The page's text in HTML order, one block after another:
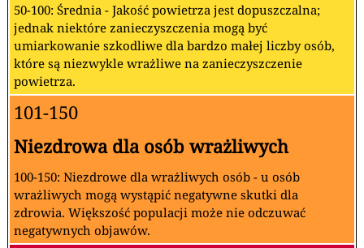
50-100: Średnia - Jakość powietrza jest dopuszczalna;
jednak niektóre zanieczyszczenia mogą być
umiarkowanie szkodliwe dla bardzo małej liczby osób,
które są niezwykle wrażliwe na zanieczyszczenie
powietrza.
101-150
Niezdrowa dla osób wrażliwych
100-150: Niezdrowe dla wrażliwych osób - u osób
wrażliwych mogą wystąpić negatywne skutki dla
zdrowia. Większość populacji może nie odczuwać
negatywnych objawów.